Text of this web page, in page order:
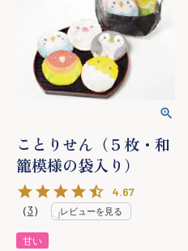
ことりせん（５枚・和
籠模様の袋入り）
4.67
（3） レビューを見る
甘い